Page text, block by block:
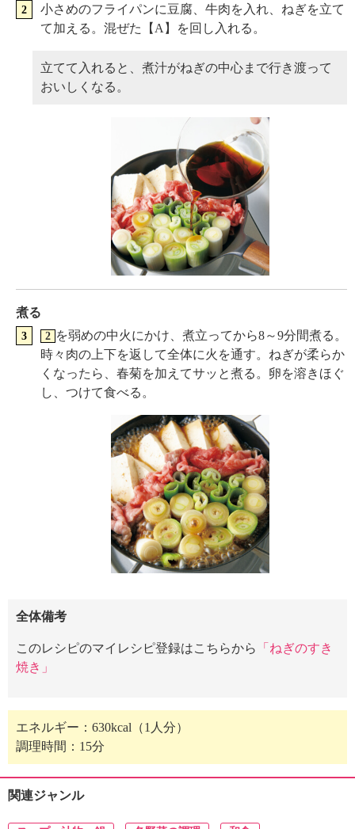
小さめのフライパンに豆腐、牛肉を入れ、ねぎを立て
て加える。混ぜた【A】を回し入れる。
立てて入れると、煮汁がねぎの中心まで行き渡って
おいしくなる。
煮る
2 を弱めの中火にかけ、煮立ってから8～9分間煮る。
時々肉の上下を返して全体に火を通す。ねぎが柔らか
くなったら、春菊を加えてサッと煮る。卵を溶きほぐ
し、つけて食べる。
全体備考
このレシピのマイレシピ登録はこちらから
「ねぎのすき
焼き」
エネルギー：630kcal（1人分）
調理時間：15分
関連ジャンル